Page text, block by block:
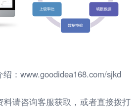
：www.goodidea168.com/sjkd
料请咨询客服获取，或者直接拨打